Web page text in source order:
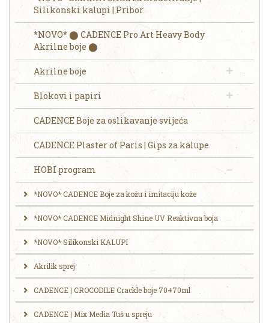
Silikonski kalupi | Pribor
*NOVO* ⬤ CADENCE Pro Art Heavy Body
Akrilne boje ⬤
Akrilne boje
Blokovi i papiri
CADENCE Boje za oslikavanje svijeća
CADENCE Plaster of Paris | Gips za kalupe
HOBI program
*NOVO* CADENCE Boje za kožu i imitaciju kože
*NOVO* CADENCE Midnight Shine UV Reaktivna boja
*NOVO* Silikonski KALUPI
Akrilik sprej
CADENCE | CROCODILE Crackle boje 70+70ml
CADENCE | Mix Media Tuš u spreju